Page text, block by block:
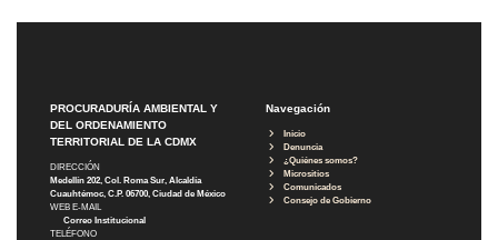
PROCURADURÍA AMBIENTAL Y
DEL ORDENAMIENTO
TERRITORIAL DE LA CDMX
DIRECCIÓN
Medellín 202, Col. Roma Sur, Alcaldía
Cuauhtémoc, C.P. 06700, Ciudad de México
WEB E-MAIL
Correo Institucional
TELÉFONO
Navegación
Inicio
Denuncia
¿Quiénes somos?
Micrositios
Comunicados
Consejo de Gobierno